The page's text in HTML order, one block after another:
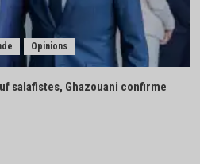
Opinions
salafistes, Ghazouani confirme